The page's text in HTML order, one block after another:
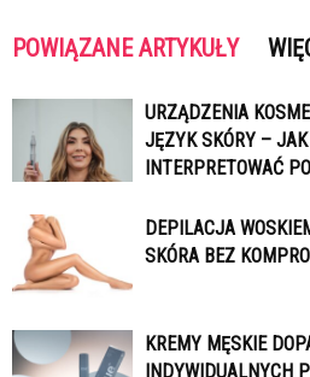
POWIĄZANE ARTYKUŁY
URZĄDZENIA
JĘZYK SKÓRY –
INTERPRETOWAĆ
DEPILACJA
SKÓRA BEZ
KREMY MĘSKIE
INDYWIDUALNYCH